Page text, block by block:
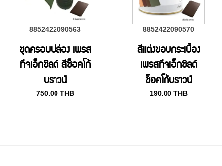
8852422090563
ชุดครอบปล่อง เพรส
ทีจเอ็กชิลด์ สีช็อคโก้
บราวน์
750.00 THB
8852422090570
สีแต่งขอบกระเบื้อง
เพรสทีจเอ็กชิลด์
ช็อคโก้บราวน์
190.00 THB